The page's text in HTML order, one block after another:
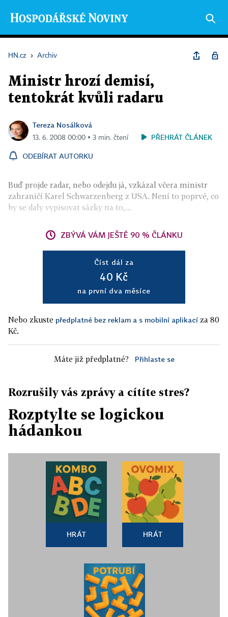
HN.cz › Archiv
Ministr hrozí demisí,
tentokrát kvůli radaru
Tereza Nosálková
13. 6. 2008 00:00 ▪ 3 min. čtení PŘEHRÁT ČLÁNEK
ODEBÍRAT AUTORKU
Buď projde radar, nebo odejdu já, vzkázal včera ministr
zahraničí Karel Schwarzenberg z USA. Není to poprvé, co
by se daly vypisovat sázky na to,...
ZBÝVÁ VÁM JEŠTĚ 90 % ČLÁNKU
Číst dál za
40 Kč
na první dva měsíce
Nebo zkuste předplatné bez reklam a s mobilní aplikací za 80
Kč.
Máte již předplatné? Přihlaste se
Rozrušily vás zprávy a cítíte stres?
Rozptylte se logickou
hádankou
HRÁT HRÁT